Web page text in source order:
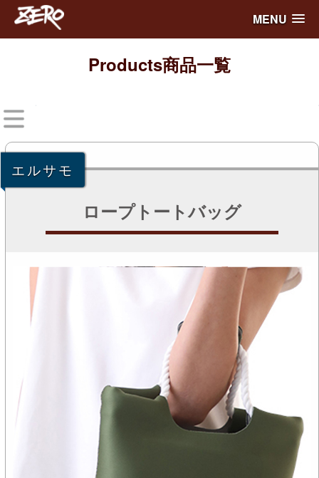
MENU
Products商品一覧
エルサモ
ロープトートバッグ